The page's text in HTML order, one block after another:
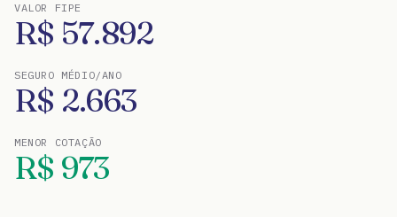
VALOR FIPE
R$ 57.892
SEGURO MÉDIO/ANO
R$ 2.663
MENOR COTAÇÃO
R$ 973